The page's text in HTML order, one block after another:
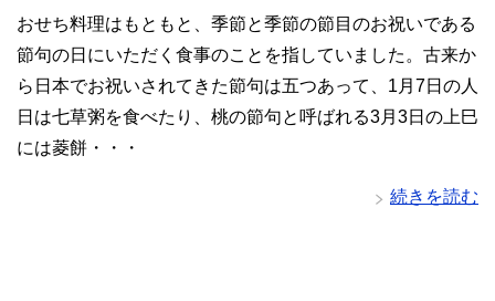
おせち料理はもともと、季節と季節の節目のお祝いである
節句の日にいただく食事のことを指していました。古来か
ら日本でお祝いされてきた節句は五つあって、1月7日の人
日は七草粥を食べたり、桃の節句と呼ばれる3月3日の上巳
には菱餅・・・
続きを読む